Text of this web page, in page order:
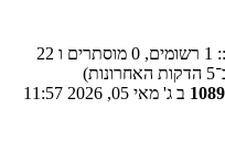
משתמשים מחוברים :: 1 רשומים, 0 מוסתרים ו 22
1089
ב ג' מאי 05, 2026 11:57